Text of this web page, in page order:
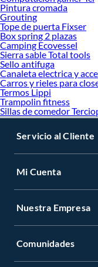
Pintura cromada
Grouting
Tope de puerta Fixser
Box spring 2 plazas
Camping Ecovessel
Sierra sable Total tools
Sello antifuga
Canaleta electrica y
Carros y rieles para
Termos Lippi
Trampolin fitness
Sillas de comedor
Servicio al Cliente
Mi Cuenta
Nuestra Empresa
Comunidades